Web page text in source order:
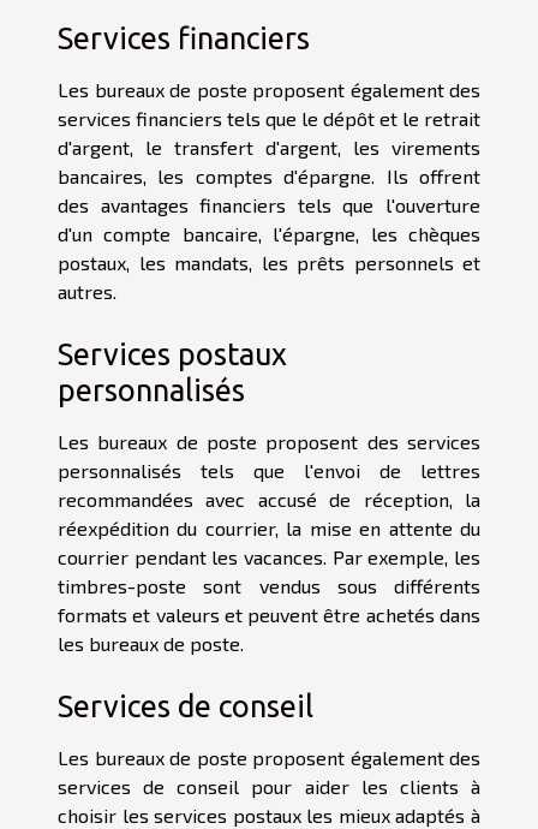
Services financiers
Les bureaux de poste proposent également des
services financiers tels que le dépôt et le retrait
d'argent, le transfert d'argent, les virements
bancaires, les comptes d'épargne. Ils offrent
des avantages financiers tels que l'ouverture
d'un compte bancaire, l'épargne, les chèques
postaux, les mandats, les prêts personnels et
autres.
Services postaux
personnalisés
Les bureaux de poste proposent des services
personnalisés tels que l'envoi de lettres
recommandées avec accusé de réception, la
réexpédition du courrier, la mise en attente du
courrier pendant les vacances. Par exemple, les
timbres-poste sont vendus sous différents
formats et valeurs et peuvent être achetés dans
les bureaux de poste.
Services de conseil
Les bureaux de poste proposent également des
services de conseil pour aider les clients à
choisir les services postaux les mieux adaptés à